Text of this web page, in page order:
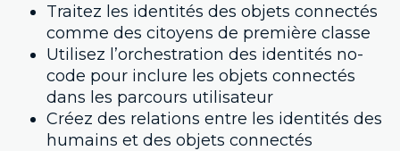
Traitez les identités des objets connectés
comme des citoyens de première classe
Utilisez l’orchestration des identités no-
code pour inclure les objets connectés
dans les parcours utilisateur
Créez des relations entre les identités des
humains et des objets connectés